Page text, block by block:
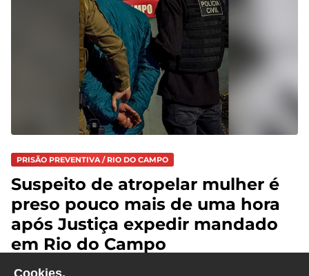
PRISÃO PREVENTIVA / RIO DO CAMPO
Suspeito de atropelar mulher é
preso pouco mais de uma hora
após Justiça expedir mandado
em Rio do Campo
Cookies.